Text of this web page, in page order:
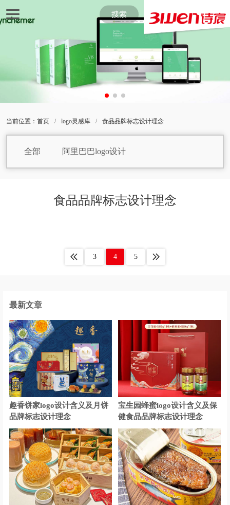
搜索
当前位置： 首页 / logo灵感库 / 食品品牌标志设计理念
全部 阿里巴巴logo设计
包子logo设计 保健品logo设计
玻璃水logo设计 便利店logo设计
保险logo设计
茶logo设计 茶饮logo设计
床垫logo设计 瓷砖logo设计
车企logo设计 厨电logo设计
充电宝logo设计 充电桩logo设计
存储logo设计 厨具logo设计
超市logo设计 抽纸logo设计
餐厅logo设计 餐饮logo设计
茶馆logo设计 茶餐厅logo设计
城市商业银行logo设计
食品品牌标志设计理念
3 4 5
最新文章
趣香饼家logo设计含义及月饼
品牌标志设计理念
宝生园蜂蜜logo设计含义及保
健食品品牌标志设计理念